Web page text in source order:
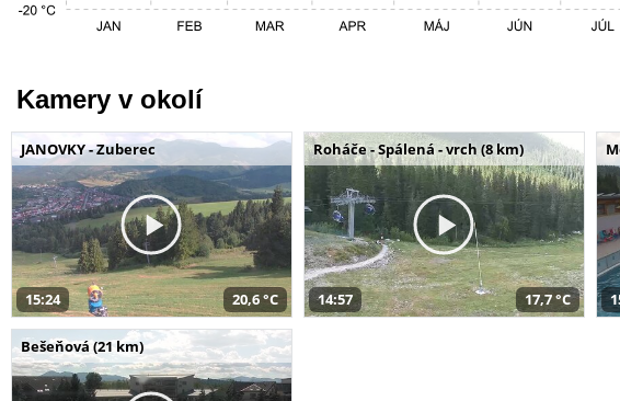
Kamery v okolí
JANOVKY - Zuberec
15:24 20,6 °C
Roháče - Spálená - vrch (8 km)
14:57 17,7 °C
Bešeňová (21 km)